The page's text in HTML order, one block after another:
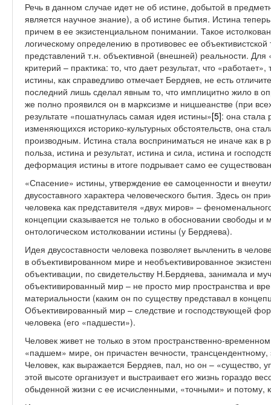
Речь в данном случае идет не об истине, добытой в
является научное знание), а об истине бытия. Истина
причем в ее экзистенциальном понимании. Такое
логическому определению в противовес ее объективистской
представлений т.н. объективной (внешней) реальности.
критерий – практика: то, что дает результат, что
истины, как справедливо отмечает Бердяев, не есть
последний лишь сделал явным то, что имплицитно жило в
же полно проявился он в марксизме и ницшеанстве (при
результате «пошатнулась самая идея истины»[5]: она стала
изменяющихся историко-культурных обстоятельств, она
производным. Истина стала восприниматься не иначе как в
польза, истина и результат, истина и сила, истина и
деформация истины в итоге подрывает само ее
«Спасение» истины, утверждение ее самоценности и
двусоставного характера человеческого бытия. Здесь он
человека как представителя «двух миров» –
концепции сказывается не только в обосновании свободы и
онтологическом истолковании истины (у Бердяева).
Идея двусоставности человека позволяет вычленить в
в объективированном мире и необъективированное
объективации, по свидетельству Н.Бердяева, занимала и
объективированный мир – не просто мир пространства и
материальности (каким он по существу представал в
Объективированный мир – следствие и господствующей
человека (его «падшести»).
Человек живет не только в этом пространственно-
«падшем» мире, он причастен вечности,
Человек, как выражается Бердяев, пал, но он – «существо,
этой высоте организует и выстраивает его жизнь гораздо
обыденной жизни с ее исчисленными, «точными» и потому,